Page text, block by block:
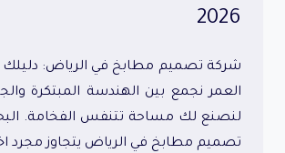
2026
شركة تصميم مطابخ في الرياض: دليلك
العمر نجمع بين الهندسة المبتكرة
لنصنع لك مساحة تتنفس الفخامة.
تصميم مطابخ في الرياض يتجاوز مجرد